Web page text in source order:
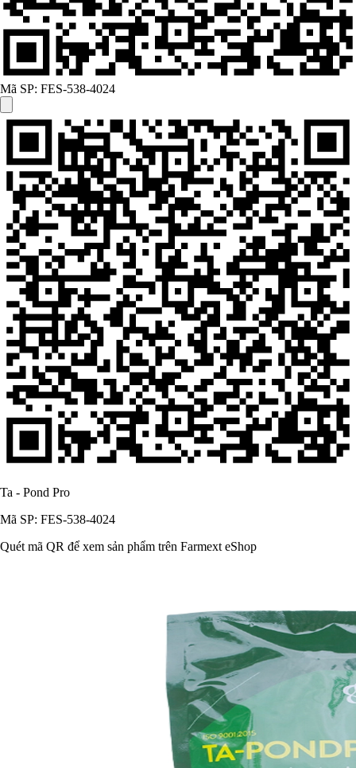
Mã SP: FES-538-4024
Ta - Pond Pro
Mã SP: FES-538-4024
Quét mã QR để xem sản phẩm trên Farmext eShop